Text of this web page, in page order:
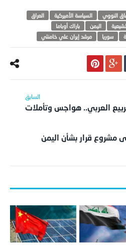
النووي السياسة الأميركية
العراق
اليمن
باراك أوباما
سوريا مرشد إيران علي خامنئي
العربي.. هواجس وتأملات
قرار بشأن اليمن